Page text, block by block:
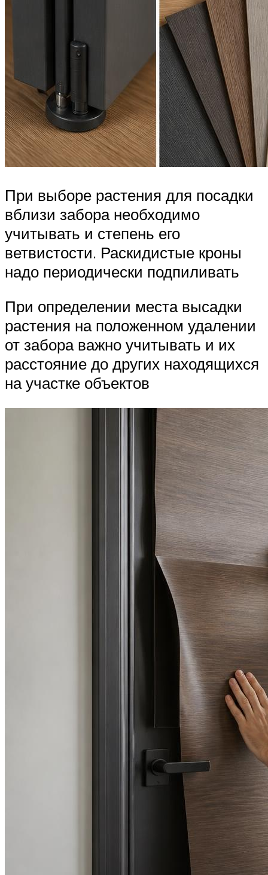
При выборе растения для посадки
вблизи забора необходимо
учитывать и степень его
ветвистости. Раскидистые кроны
надо периодически подпиливать
При определении места высадки
растения на положенном удалении
от забора важно учитывать и их
расстояние до других находящихся
на участке объектов